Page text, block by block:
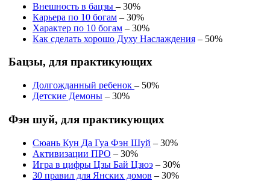
Внешность в бацзы – 30%
Карьера по 10 богам – 30%
Характер по 10 богам – 30%
Как сделать хорошо Духу Наслаждения – 50%
Бацзы, для практикующих
Долгожданный ребенок – 50%
Детские Демоны – 30%
Фэн шуй, для практикующих
Сюань Кун Да Гуа Фэн Шуй – 30%
Активизации ПРО – 30%
Игра в цифры Цзы Бай Цзюэ – 30%
30 правил для Янских домов – 30%